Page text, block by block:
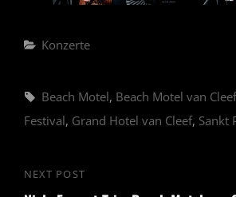
Categories
Konzerte
Tags,
Beach Motel, Beach Motel van Cleef
Festival, Grand Hotel van Cleef, Sankt
Beitragsnavigation
Next
NEXT POST